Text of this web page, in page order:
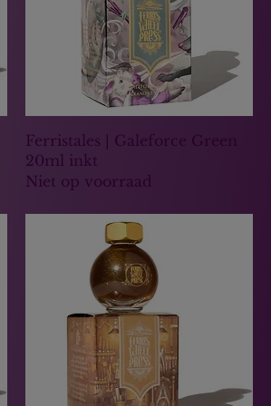
Ferristales | Galeforce Green
20ml inkt
Niet op voorraad